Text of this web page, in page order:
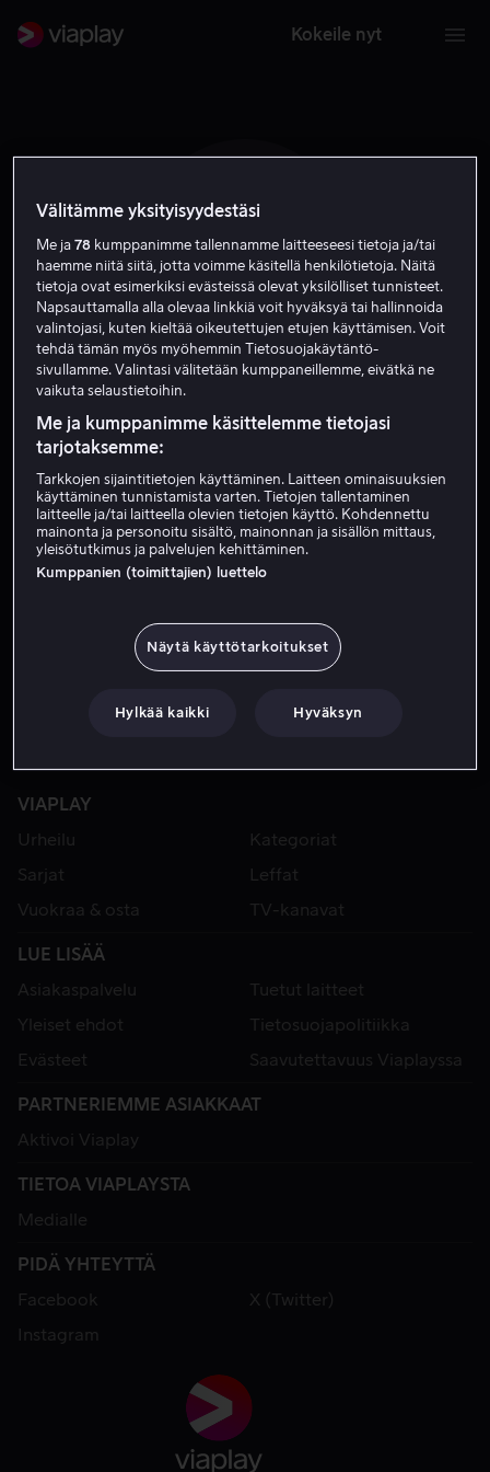
Kokeile nyt
J S
Jessica Smith
VIAPLAY
Urheilu
Kategoriat
Sarjat
Leffat
Vuokraa & osta
TV-kanavat
LUE LISÄÄ
Asiakaspalvelu
Tuetut laitteet
Yleiset ehdot
Tietosuojapolitiikka
Evästeet
Saavutettavuus Viaplayssa
PARTNERIEMME ASIAKKAAT
Aktivoi Viaplay
TIETOA VIAPLAYSTA
Medialle
PIDÄ YHTEYTTÄ
Facebook
X (Twitter)
Instagram
Välitämme yksityisyydestäsi
Me ja78 kumppanimme tallennamme laitteeseesi tietoja ja/tai
haemme niitä siitä, jotta voimme käsitellä henkilötietoja. Näitä
tietoja ovat esimerkiksi evästeissä olevat yksilölliset tunnisteet.
Napsauttamalla alla olevaa linkkiä voit hyväksyä tai hallinnoida
valintojasi, kuten kieltää oikeutettujen etujen käyttämisen. Voit
tehdä tämän myös myöhemmin Tietosuojakäytäntö-
sivullamme. Valintasi välitetään kumppaneillemme, eivätkä ne
vaikuta selaustietoihin.
Me ja kumppanimme käsittelemme tietojasi
tarjotaksemme:
Tarkkojen sijaintitietojen käyttäminen. Laitteen ominaisuuksien
käyttäminen tunnistamista varten. Tietojen tallentaminen
laitteelle ja/tai laitteella olevien tietojen käyttö. Kohdennettu
mainonta ja personoitu sisältö, mainonnan ja sisällön mittaus,
yleisötutkimus ja palvelujen kehittäminen.
Kumppanien (toimittajien) luettelo
Näytä käyttötarkoitukset
Hylkää kaikki Hyväksyn